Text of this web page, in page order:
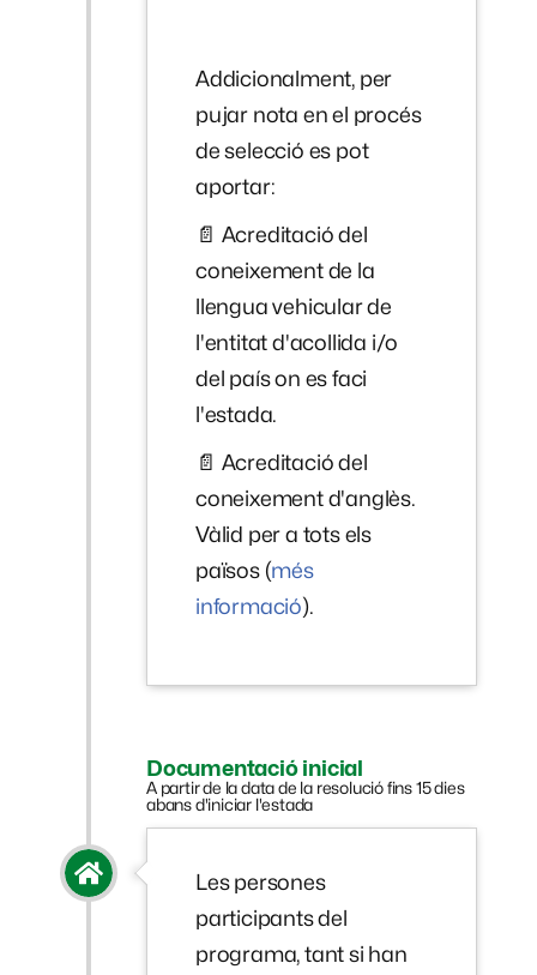
Addicionalment, per
pujar nota en el procés
de selecció es pot
aportar:
📄 Acreditació del
coneixement de la
llengua vehicular de
l'entitat d'acollida i/o
del país on es faci
l'estada.
📄 Acreditació del
coneixement d'anglès.
Vàlid per a tots els
països (més
informació).
Documentació inicial
A partir de la data de la resolució fins 15 dies
abans d'iniciar l'estada
Les persones
participants del
programa, tant si han